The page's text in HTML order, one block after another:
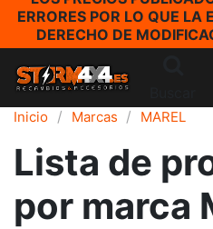
ERRORES POR LO QUE LA
DERECHO DE
Inicio Marcas MAREL
Lista de
por marca